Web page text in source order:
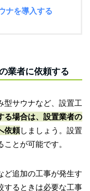
ナを導入する
業者に依頼する
型サウナなど、設置工
る場合は、設置業者の
依頼しましょう。設置
とが可能です。
ど追加の工事が発生す
するときは必要な工事